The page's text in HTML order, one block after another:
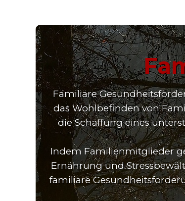
Familiäre
das Wohlbefinden von
die Schaffung eines
Indem Familienmitglieder
Ernährung und
familiäre